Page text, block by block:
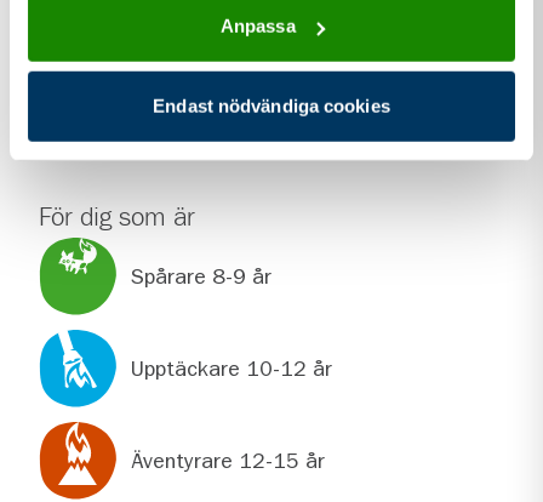
Anpassa
Endast nödvändiga cookies
För dig som är
Spårare 8-9 år
Upptäckare 10-12 år
Äventyrare 12-15 år